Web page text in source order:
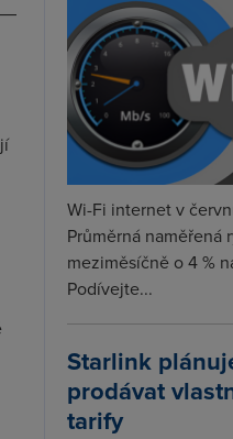
―
Wi-Fi internet v
Průměrná naměřená
meziměsíčně o 4 %
Podívejte...
Starlink
prodávat
tarify